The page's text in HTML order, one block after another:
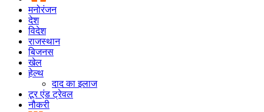
मनोरंजन
देश
विदेश
राजस्थान
बिजनस
खेल
हेल्थ
दाद का इलाज
टूर एंड ट्रेवल
नौकरी